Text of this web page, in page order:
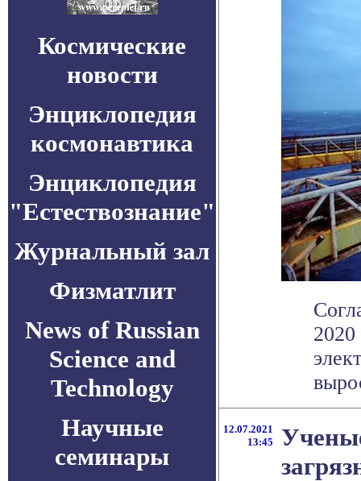
Космические
новости
Энциклопедия
космонавтика
Энциклопедия
"Естествознание"
Журнальный зал
Физматлит
News of Russian
Science and
Technology
Научные
семинары
12.07.2021
13:45